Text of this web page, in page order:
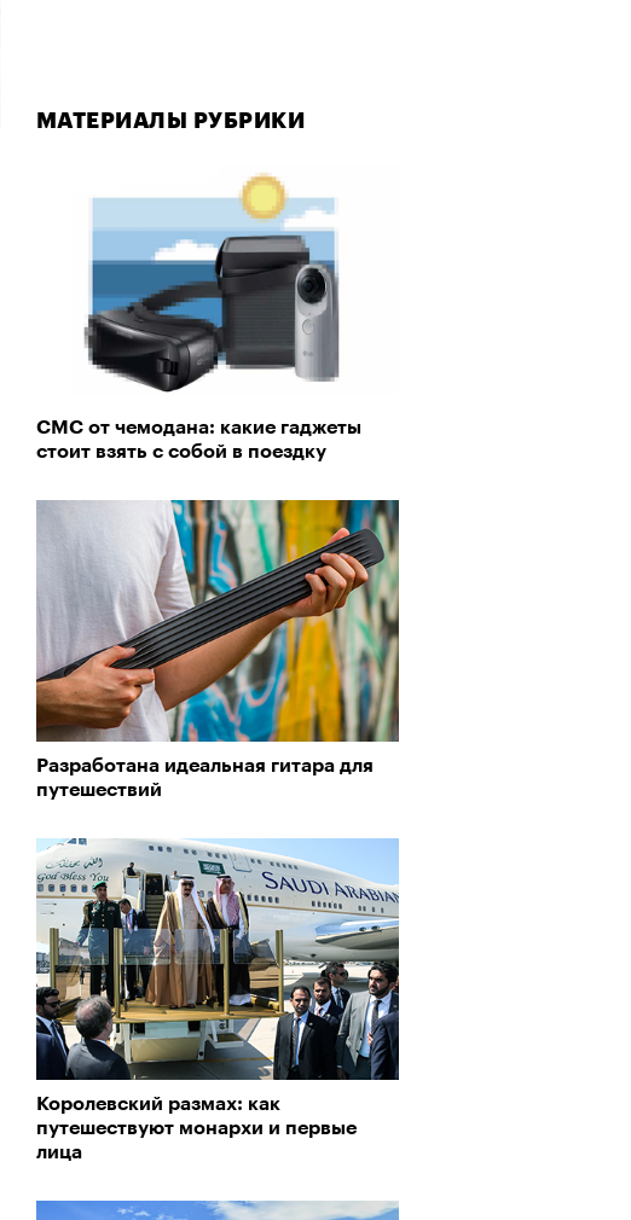
МАТЕРИАЛЫ РУБРИКИ
СМС от чемодана: какие гаджеты
стоит взять с собой в поездку
Разработана идеальная гитара для
путешествий
Королевский размах: как
путешествуют монархи и первые
лица